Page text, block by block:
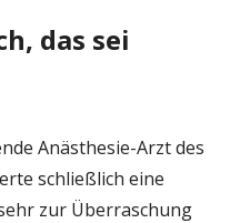
das sei
Anästhesie-Arzt des
schließlich eine
zur Überraschung